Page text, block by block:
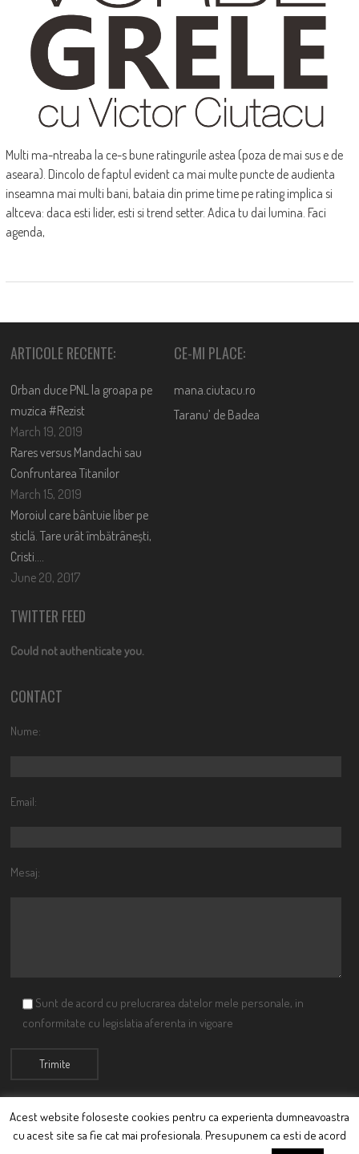
Multi ma-ntreaba la ce-s bune ratingurile astea (poza de mai sus e de
aseara). Dincolo de faptul evident ca mai multe puncte de audienta
inseamna mai multi bani, bataia din prime time pe rating implica si
altceva: daca esti lider, esti si trend setter. Adica tu dai lumina. Faci
agenda,
ARTICOLE RECENTE:
Orban duce PNL la groapa pe
muzica #Rezist
March 19, 2019
Rares versus Mandachi sau
Confruntarea Titanilor
March 15, 2019
Moroiul care bântuie liber pe
sticlă. Tare urât îmbătrânești,
Cristi….
June 20, 2017
CE-MI PLACE:
mana.ciutacu.ro
Taranu’ de Badea
TWITTER FEED
Could not authenticate you.
CONTACT
Nume:
Email:
Mesaj:
Sunt de acord cu prelucrarea datelor mele personale, in
conformitate cu legislatia aferenta in vigoare
© Ciutacu 2015 Parte a Imperiului Ciutacesc.
Acest website foloseste cookies pentru ca experienta dumneavoastra
cu acest site sa fie cat mai profesionala. Presupunem ca esti de acord